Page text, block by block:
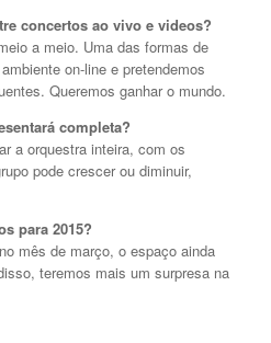
concertos ao vivo e videos?
a meio. Uma das formas de
on-line e pretendemos
Queremos ganhar o mundo.
completa?
a orquestra inteira, com os
pode crescer ou diminuir,
para 2015?
mês de março, o espaço ainda
teremos mais um surpresa na